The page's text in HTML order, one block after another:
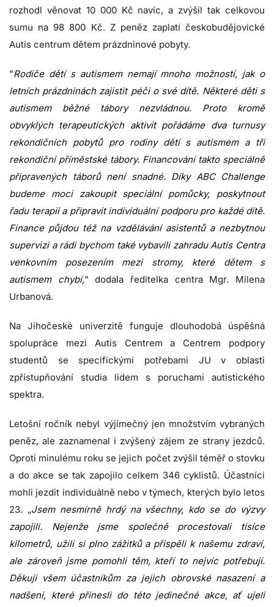
rozhodl věnovat 10 000 Kč navíc, a zvýšil tak celkovou
sumu na 98 800 Kč. Z peněz zaplatí českobudějovické
Autis centrum dětem prázdninové pobyty.
"Rodiče dětí s autismem nemají mnoho možností, jak o
letních prázdninách zajistit péči o své dítě. Některé děti s
autismem běžné tábory nezvládnou. Proto kromě
obvyklých terapeutických aktivit pořádáme dva turnusy
rekondičních pobytů pro rodiny dětí s autismem a tři
rekondiční příměstské tábory. Financování takto speciálně
připravených táborů není snadné. Díky ABC Challenge
budeme moci zakoupit speciální pomůcky, poskytnout
řadu terapií a připravit individuální podporu pro každé dítě.
Finance půjdou též na vzdělávání asistentů a nezbytnou
supervizi a rádi bychom také vybavili zahradu Autis Centra
venkovním posezením mezi stromy, které dětem s
autismem chybí," dodala ředitelka centra Mgr. Milena
Urbanová.
Na Jihočeské univerzitě funguje dlouhodobá úspěšná
spolupráce mezi Autis Centrem a Centrem podpory
studentů se specifickými potřebami JU v oblasti
zpřístupňování studia lidem s poruchami autistického
spektra.
Letošní ročník nebyl výjimečný jen množstvím vybraných
peněz, ale zaznamenal i zvýšený zájem ze strany jezdců.
Oproti minulému roku se jejich počet zvýšil téměř o stovku
a do akce se tak zapojilo celkem 346 cyklistů. Účastníci
mohli jezdit individuálně nebo v týmech, kterých bylo letos
23. „Jsem nesmírně hrdý na všechny, kdo se do výzvy
zapojili. Nejenže jsme společně procestovali tisíce
kilometrů, užili si plno zážitků a přispěli k našemu zdraví,
ale zároveň jsme pomohli těm, kteří to nejvíc potřebují.
Děkuji všem účastníkům za jejich obrovské nasazení a
nadšení, které přinesli do této jedinečné akce, ať ujeli